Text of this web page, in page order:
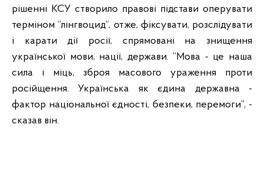
рішенні КСУ створило правові підстави оперувати
терміном “лінгвоцид”, отже, фіксувати, розслідувати
і карати дії росії, спрямовані на знищення
української мови, нації, держави. “Мова - це наша
сила і міць, зброя масового ураження проти
російщення. Українська як єдина державна -
фактор національної єдності, безпеки, перемоги”, -
сказав він.